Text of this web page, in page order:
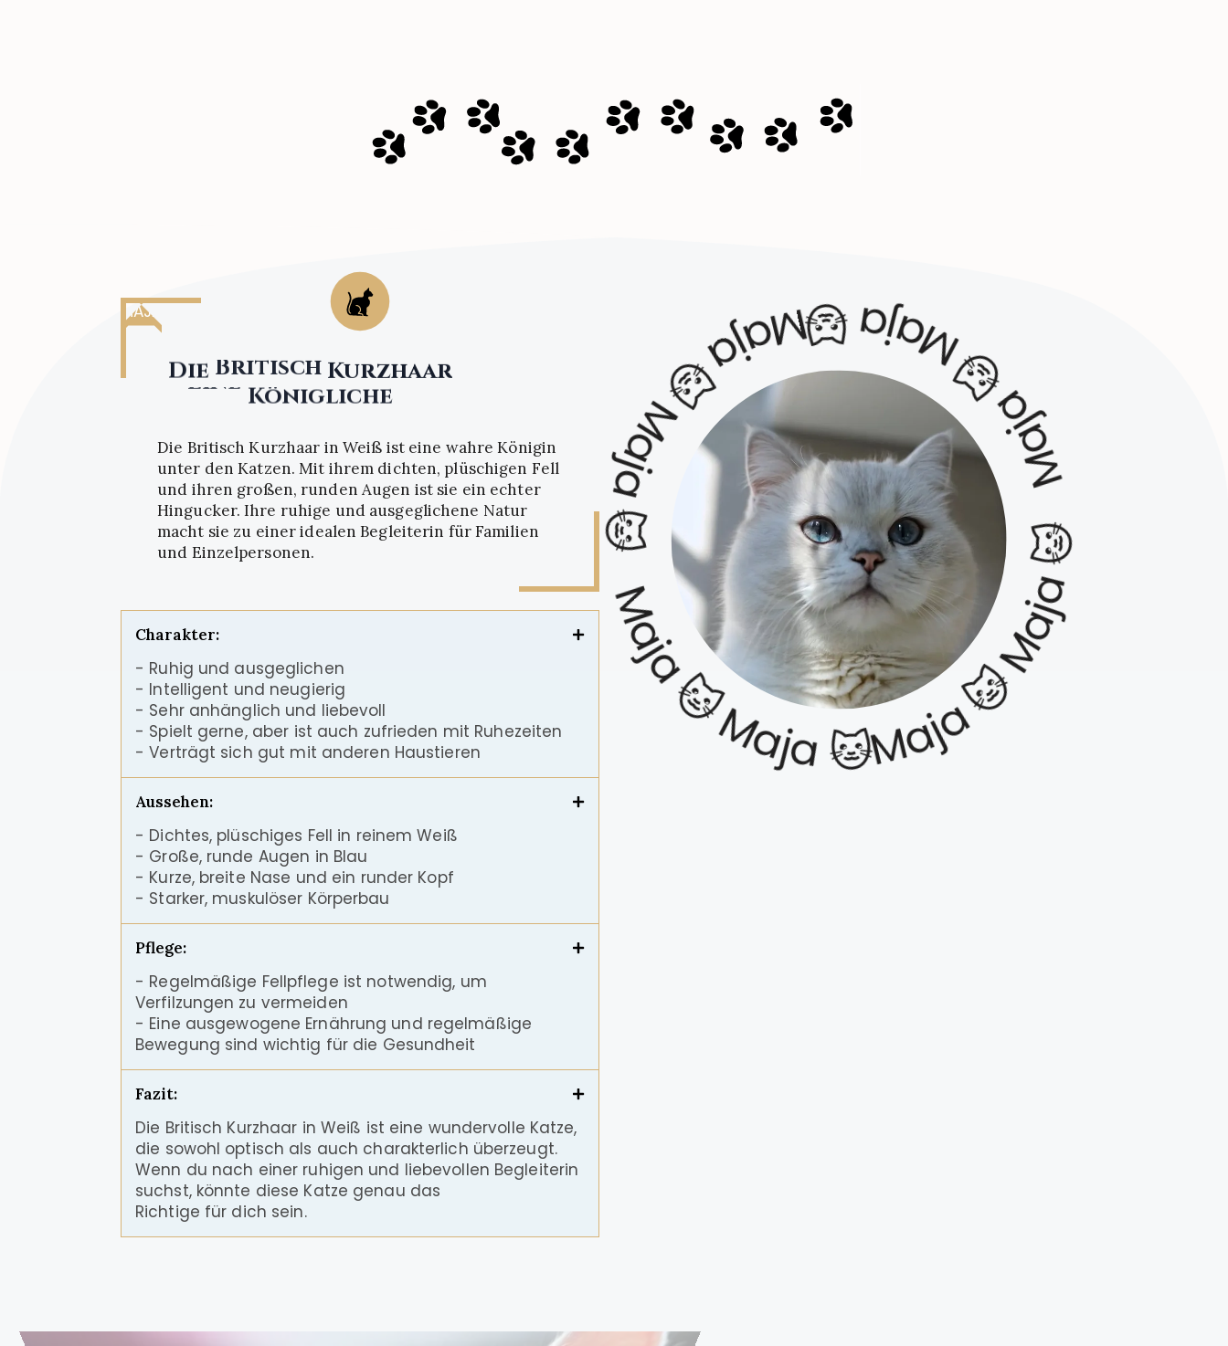
Die Britisch Kurzhaar
Königliche
Die Britisch Kurzhaar in Weiß ist eine wahre Königin
unter den Katzen. Mit ihrem dichten, plüschigen Fell
und ihren großen, runden Augen ist sie ein echter
Hingucker. Ihre ruhige und ausgeglichene Natur
macht sie zu einer idealen Begleiterin für Familien
und Einzelpersonen.
MAJA
Charakter:
- Ruhig und ausgeglichen
- Intelligent und neugierig
- Sehr anhänglich und liebevoll
- Spielt gerne, aber ist auch zufrieden mit Ruhezeiten
- Verträgt sich gut mit anderen Haustieren
Aussehen:
- Dichtes, plüschiges Fell in reinem Weiß
- Große, runde Augen in Blau
- Kurze, breite Nase und ein runder Kopf
- Starker, muskulöser Körperbau
Pflege:
- Regelmäßige Fellpflege ist notwendig, um
Verfilzungen zu vermeiden
- Eine ausgewogene Ernährung und regelmäßige
Bewegung sind wichtig für die Gesundheit
Fazit:
Die Britisch Kurzhaar in Weiß ist eine wundervolle Katze,
die sowohl optisch als auch charakterlich überzeugt.
Wenn du nach einer ruhigen und liebevollen Begleiterin
suchst, könnte diese Katze genau das
Richtige für dich sein.
Maja 🐱 Maja 🐱Maja 🐱 Maja 🐱
Maja 🐱 Maja 🐱Maja 🐱 Maja 🐱